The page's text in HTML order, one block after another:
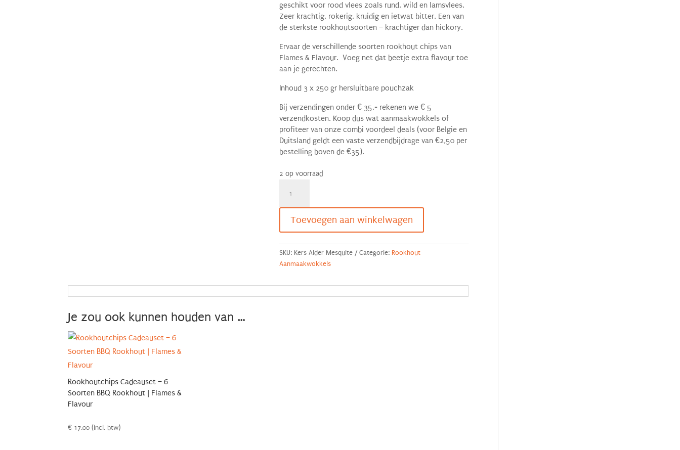
geschikt voor rood vlees zoals rund, wild en lamsvlees.
Zeer krachtig, rokerig, kruidig en ietwat bitter. Een van
de sterkste rookhoutsoorten – krachtiger dan hickory.
Ervaar de verschillende soorten rookhout chips van
Flames & Flavour. Voeg net dat beetje extra flavour toe
aan je gerechten.
Inhoud 3 x 250 gr hersluitbare pouchzak
Bij verzendingen onder €35,- rekenen we €5
verzendkosten. Koop dus wat aanmaakwokkels of
profiteer van onze combi voordeel deals (voor Belgie en
Duitsland geldt een vaste verzendbijdrage van €2,50 per
bestelling boven de €35).
2 op voorraad
Alder
en
Mesquite
Rookhoutchips
x
250gr)
Toevoegen aan winkelwagen
SKU: Kers Alder Mesquite Categorie: Rookhout
Aanmaakwokkels
Je zou ook kunnen houden van …
Rookhoutchips Cadeauset – 6
Soorten BBQ Rookhout | Flames &
Flavour
€ 17.00 (incl. btw)